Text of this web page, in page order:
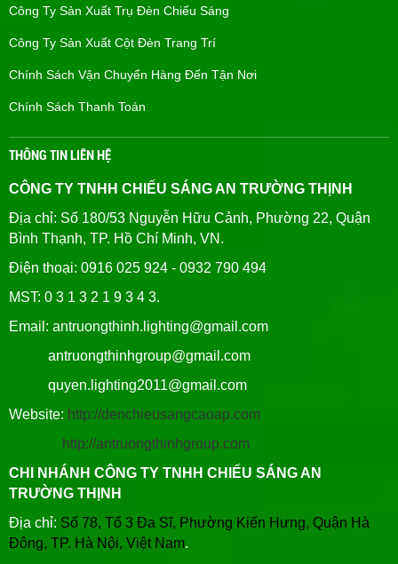
Công Ty Sản Xuất Trụ Đèn Chiếu Sáng
Công Ty Sản Xuất Cột Đèn Trang Trí
Chính Sách Vận Chuyển Hàng Đến Tận Nơi
Chính Sách Thanh Toán
THÔNG TIN LIÊN HỆ
CÔNG TY TNHH CHIẾU SÁNG AN TRƯỜNG THỊNH
Địa chỉ: Số 180/53 Nguyễn Hữu Cảnh, Phường 22, Quận
Bình Thạnh, TP. Hồ Chí Minh, VN.
Điện thoại: 0916 025 924 - 0932 790 494
MST: 0 3 1 3 2 1 9 3 4 3.
Email: antruongthinh.lighting@gmail.com
antruongthinhgroup@gmail.com
quyen.lighting2011@gmail.com
Website: http://denchieusangcaoap.com
http://antruongthinhgroup.com
CHI NHÁNH CÔNG TY TNHH CHIẾU SÁNG AN
TRƯỜNG THỊNH
Địa chỉ: Số 78, Tổ 3 Đa Sĩ, Phường Kiến Hưng, Quận Hà
Đông, TP. Hà Nội, Việt Nam.